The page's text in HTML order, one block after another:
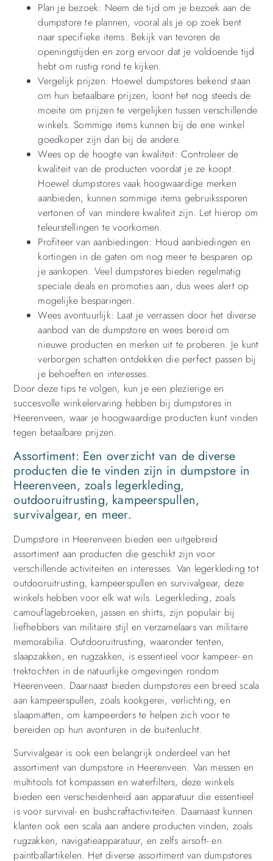
Plan je bezoek: Neem de tijd om je bezoek aan de
dumpstore te plannen, vooral als je op zoek bent
naar specifieke items. Bekijk van tevoren de
openingstijden en zorg ervoor dat je voldoende tijd
hebt om rustig rond te kijken.
Vergelijk prijzen: Hoewel dumpstores bekend staan
om hun betaalbare prijzen, loont het nog steeds de
moeite om prijzen te vergelijken tussen verschillende
winkels. Sommige items kunnen bij de ene winkel
goedkoper zijn dan bij de andere.
Wees op de hoogte van kwaliteit: Controleer de
kwaliteit van de producten voordat je ze koopt.
Hoewel dumpstores vaak hoogwaardige merken
aanbieden, kunnen sommige items gebruikssporen
vertonen of van mindere kwaliteit zijn. Let hierop om
teleurstellingen te voorkomen.
Profiteer van aanbiedingen: Houd aanbiedingen en
kortingen in de gaten om nog meer te besparen op
je aankopen. Veel dumpstores bieden regelmatig
speciale deals en promoties aan, dus wees alert op
mogelijke besparingen.
Wees avontuurlijk: Laat je verrassen door het diverse
aanbod van de dumpstore en wees bereid om
nieuwe producten en merken uit te proberen. Je kunt
verborgen schatten ontdekken die perfect passen bij
je behoeften en interesses.
Door deze tips te volgen, kun je een plezierige en
succesvolle winkelervaring hebben bij dumpstores in
Heerenveen, waar je hoogwaardige producten kunt vinden
tegen betaalbare prijzen.
Assortiment: Een overzicht van de diverse
producten die te vinden zijn in dumpstore in
Heerenveen, zoals legerkleding,
outdooruitrusting, kampeerspullen,
survivalgear, en meer.
Dumpstore in Heerenveen bieden een uitgebreid
assortiment aan producten die geschikt zijn voor
verschillende activiteiten en interesses. Van legerkleding tot
outdooruitrusting, kampeerspullen en survivalgear, deze
winkels hebben voor elk wat wils. Legerkleding, zoals
camouflagebroeken, jassen en shirts, zijn populair bij
liefhebbers van militaire stijl en verzamelaars van militaire
memorabilia. Outdooruitrusting, waaronder tenten,
slaapzakken, en rugzakken, is essentieel voor kampeer- en
trektochten in de natuurlijke omgevingen rondom
Heerenveen. Daarnaast bieden dumpstores een breed scala
aan kampeerspullen, zoals kookgerei, verlichting, en
slaapmatten, om kampeerders te helpen zich voor te
bereiden op hun avonturen in de buitenlucht.
Survivalgear is ook een belangrijk onderdeel van het
assortiment van dumpstore in Heerenveen. Van messen en
multitools tot kompassen en waterfilters, deze winkels
bieden een verscheidenheid aan apparatuur die essentieel
is voor survival- en bushcraftactiviteiten. Daarnaast kunnen
klanten ook een scala aan andere producten vinden, zoals
rugzakken, navigatieapparatuur, en zelfs airsoft- en
paintballartikelen. Het diverse assortiment van dumpstores